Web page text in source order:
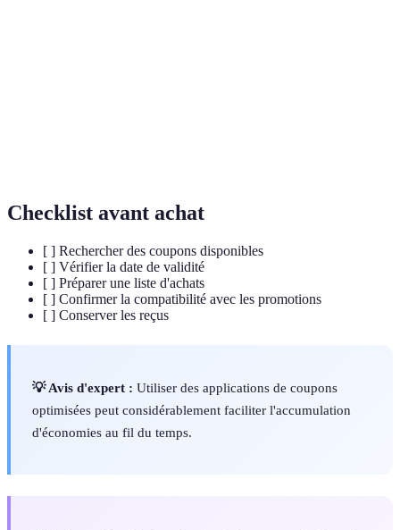
Checklist avant achat
[ ] Rechercher des coupons disponibles
[ ] Vérifier la date de validité
[ ] Préparer une liste d'achats
[ ] Confirmer la compatibilité avec les promotions
[ ] Conserver les reçus
💡 Avis d'expert : Utiliser des applications de coupons
optimisées peut considérablement faciliter l'accumulation
d'économies au fil du temps.